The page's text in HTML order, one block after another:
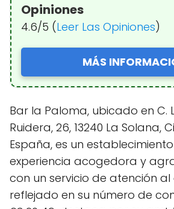
Opiniones
4.6/5 (Leer Las Opiniones)
MÁS
Bar la Paloma, ubicado en C.
Ruidera, 26, 13240 La Solana,
España, es un
experiencia acogedora y
con un servicio de atención al
reflejado en su número de